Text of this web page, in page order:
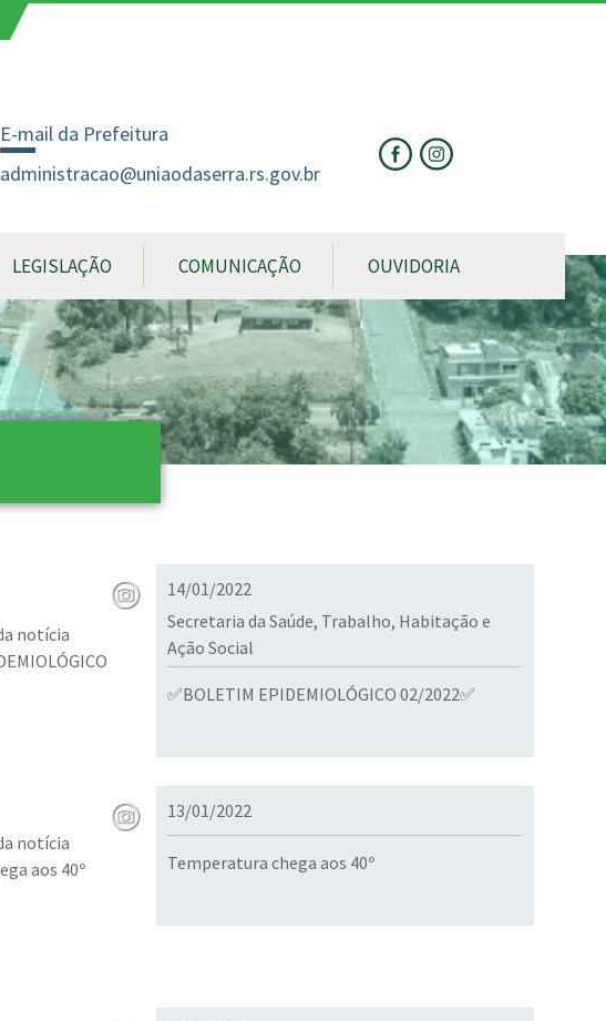
Aumentar Fonte
Diminuir Fonte
Fonte Original
E-mail da Prefeitura
administracao@uniaodaserra.rs.gov.br
LEGISLAÇÃO COMUNICAÇÃO OUVIDORIA
14/01/2022
Secretaria da Saúde, Trabalho, Habitação e
Ação Social
✅BOLETIM EPIDEMIOLÓGICO 02/2022✅
13/01/2022
Temperatura chega aos 40º